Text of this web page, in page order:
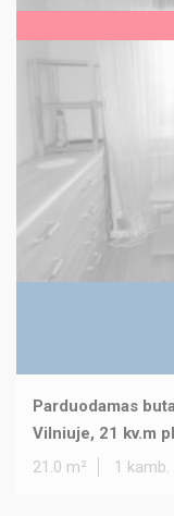
Parduodamas
Vilniuje, 21 kv.m
21.0 m²
1 kamb.